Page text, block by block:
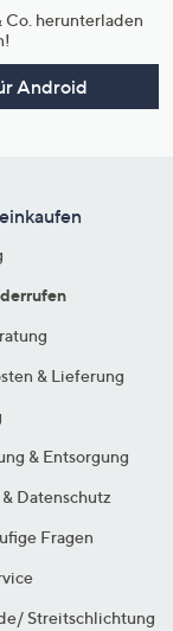
Co. herunterladen
Android
& Lieferung
& Entsorgung
Datenschutz
Fragen
Streitschlichtung